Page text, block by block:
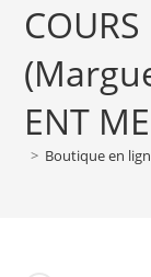
ENT
> Boutique en